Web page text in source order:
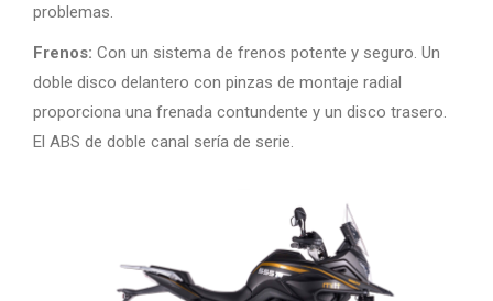
problemas.
Frenos: Con un sistema de frenos potente y seguro. Un
doble disco delantero con pinzas de montaje radial
proporciona una frenada contundente y un disco trasero.
El ABS de doble canal sería de serie.